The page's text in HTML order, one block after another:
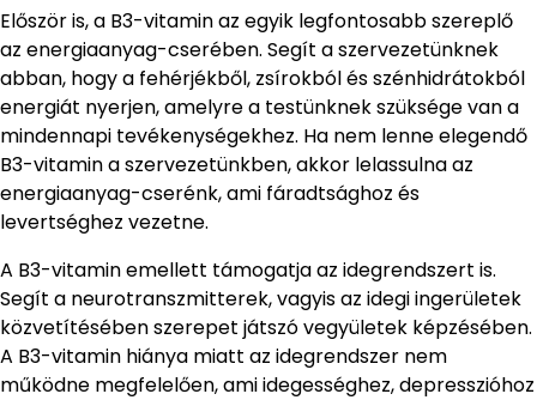
Először is, a B3-vitamin az egyik legfontosabb szereplő
az energiaanyag-cserében. Segít a szervezetünknek
abban, hogy a fehérjékből, zsírokból és szénhidrátokból
energiát nyerjen, amelyre a testünknek szüksége van a
mindennapi tevékenységekhez. Ha nem lenne elegendő
B3-vitamin a szervezetünkben, akkor lelassulna az
energiaanyag-cserénk, ami fáradtsághoz és
levertséghez vezetne.
A B3-vitamin emellett támogatja az idegrendszert is.
Segít a neurotranszmitterek, vagyis az idegi ingerületek
közvetítésében szerepet játszó vegyületek képzésében.
A B3-vitamin hiánya miatt az idegrendszer nem
működne megfelelően, ami idegességhez, depresszióhoz